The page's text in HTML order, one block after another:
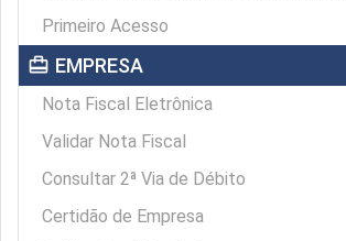
Primeiro Acesso
card_travel EMPRESA
Nota Fiscal Eletrônica
Validar Nota Fiscal
Consultar 2ª Via de Débito
Certidão de Empresa